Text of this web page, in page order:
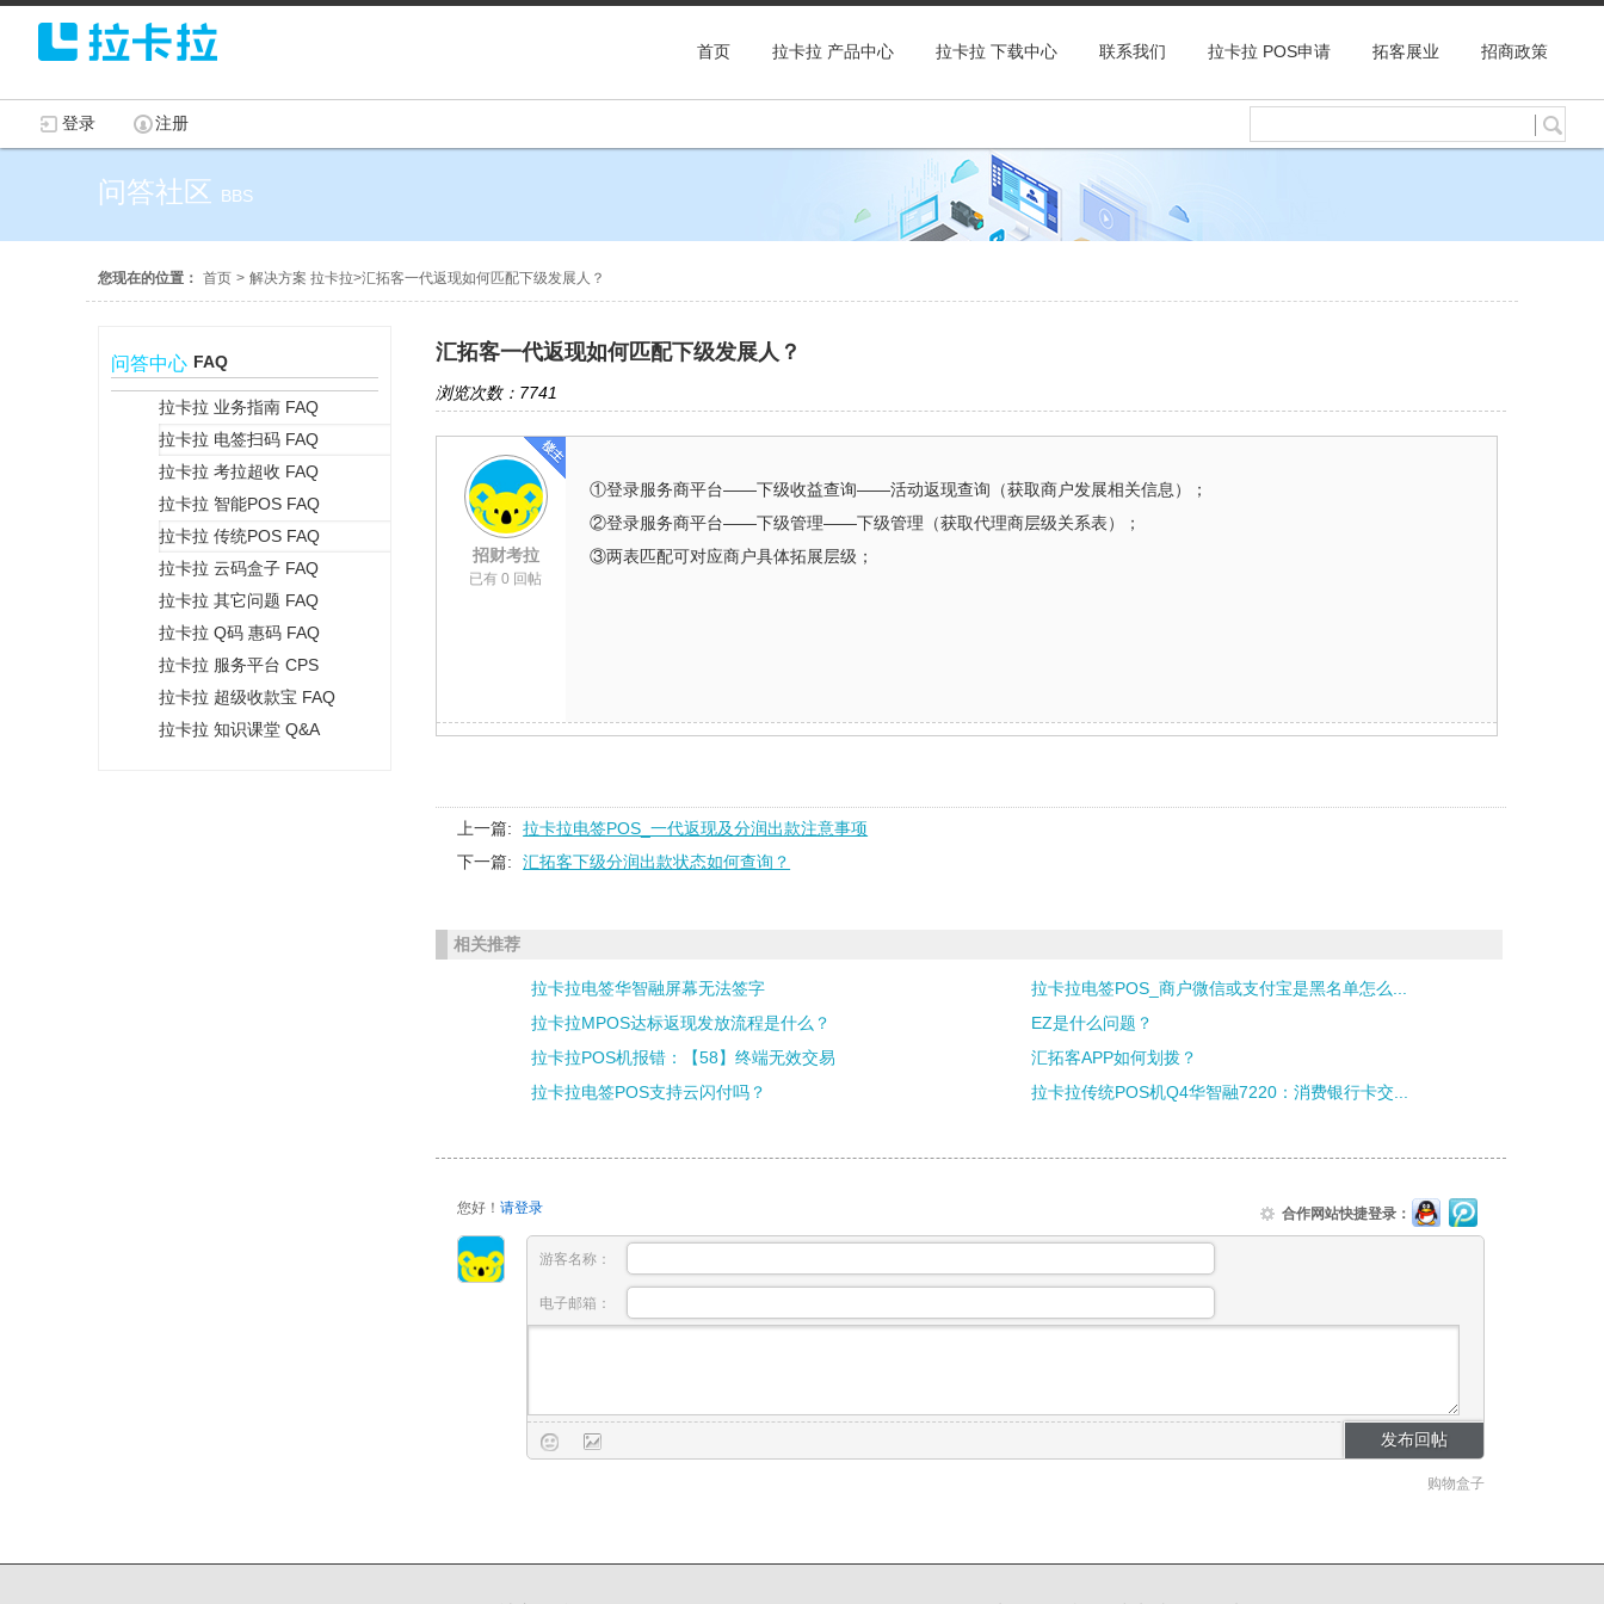
首页 拉卡拉 产品中心 拉卡拉 下载中心 联系我们 拉卡拉 POS申请 拓客展业 招商政策
登录 注册
问答社区 BBS
您现在的位置： 首页 > 解决方案 拉卡拉>汇拓客一代返现如何匹配下级发展人？
问答中心 FAQ
拉卡拉 业务指南 FAQ
拉卡拉 电签扫码 FAQ
拉卡拉 考拉超收 FAQ
拉卡拉 智能POS FAQ
拉卡拉 传统POS FAQ
拉卡拉 云码盒子 FAQ
拉卡拉 其它问题 FAQ
拉卡拉 Q码 惠码 FAQ
拉卡拉 服务平台 CPS
拉卡拉 超级收款宝 FAQ
拉卡拉 知识课堂 Q&A
汇拓客一代返现如何匹配下级发展人？
浏览次数：7741
招财考拉
已有 0 回帖
①登录服务商平台——下级收益查询——活动返现查询（获取商户发展相关信息）；
②登录服务商平台——下级管理——下级管理（获取代理商层级关系表）；
③两表匹配可对应商户具体拓展层级；
上一篇:
拉卡拉电签POS_一代返现及分润出款注意事项
下一篇:
汇拓客下级分润出款状态如何查询？
相关推荐
拉卡拉电签华智融屏幕无法签字
拉卡拉电签POS_商户微信或支付宝是黑名单怎么...
拉卡拉MPOS达标返现发放流程是什么？
EZ是什么问题？
拉卡拉POS机报错：【58】终端无效交易
汇拓客APP如何划拨？
拉卡拉电签POS支持云闪付吗？
拉卡拉传统POS机Q4华智融7220：消费银行卡交...
您好！请登录 合作网站快捷登录：
游客名称：
电子邮箱：
购物盒子